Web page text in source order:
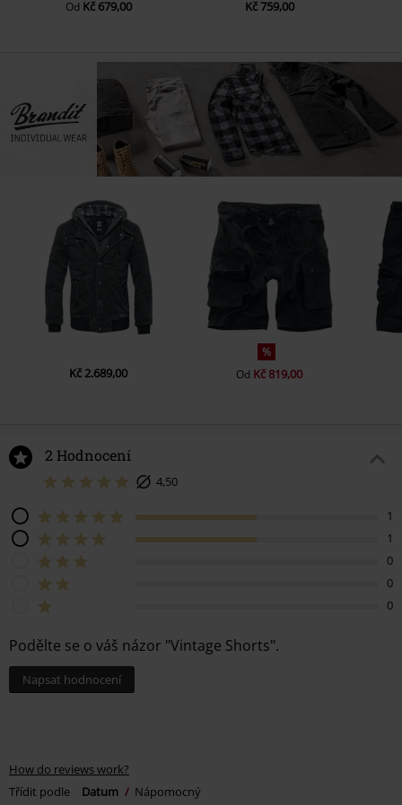
Od Kč 679,00 Kč 759,00
Kč 2.689,00
%
Od Kč 819,00
2 Hodnocení
4,50
1
1
0
0
0
Podělte se o váš názor "Vintage Shorts".
Napsat hodnocení
How do reviews work?
Třídit podle
Datum Nápomocný